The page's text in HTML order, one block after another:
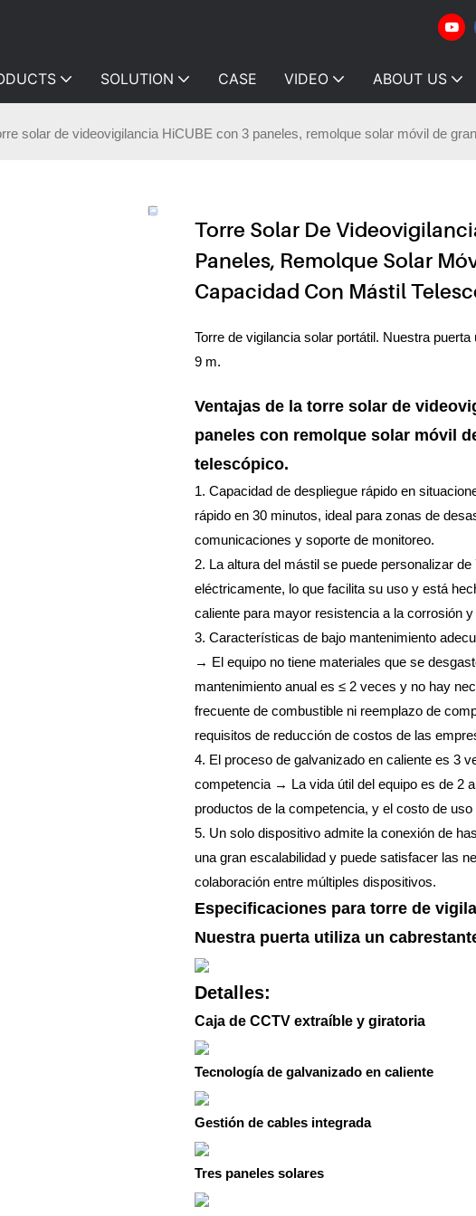
SOLUTION CASE VIDEO ABOUT US
solar de videovigilancia HiCUBE con 3 paneles, remolque solar móvil de
Torre Solar De
Paneles, Remolque Solar
Capacidad Con Mástil
Torre de vigilancia solar portátil. Nuestra
9 m.
Ventajas de la torre solar de
paneles con remolque solar móvil
telescópico.
1. Capacidad de despliegue rápido en
rápido en 30 minutos, ideal para zonas de
comunicaciones y soporte de monitoreo.
2. La altura del mástil se puede personalizar
eléctricamente, lo que facilita su uso y está
caliente para mayor resistencia a la corrosión y
3. Características de bajo mantenimiento
→ El equipo no tiene materiales que se
mantenimiento anual es ≤ 2 veces y no hay
frecuente de combustible ni reemplazo de
requisitos de reducción de costos de las
4. El proceso de galvanizado en caliente es 3
competencia → La vida útil del equipo es de 2
productos de la competencia, y el costo de
5. Un solo dispositivo admite la conexión de
una gran escalabilidad y puede satisfacer las
colaboración entre múltiples dispositivos.
Especificaciones para torre de
Nuestra puerta utiliza un
Detalles:
Caja de CCTV extraíble y giratoria
Tecnología de galvanizado en caliente
Gestión de cables integrada
Tres paneles solares